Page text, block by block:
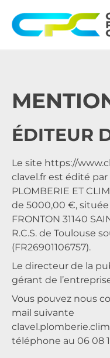
ÉDITEUR
Le site https://
clavel.fr est édité par
PLOMBERIE ET
de 5000,00 €, située
FRONTON 31140
R.C.S. de Toulouse
(FR26901106757).
Le directeur de la
gérant de
Vous pouvez nous
mail suivante
téléphone au 06 08